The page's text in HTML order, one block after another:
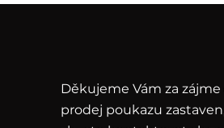
Děkujeme Vám za
prodej poukazu